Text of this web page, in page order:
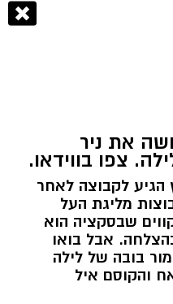
את ניר
צפו בווידאו.
הגיע לקבוצה לאחר
מליגת העל
שבסקציה הוא
אבל בואו
בובה של לילה
האח והקוסם איל